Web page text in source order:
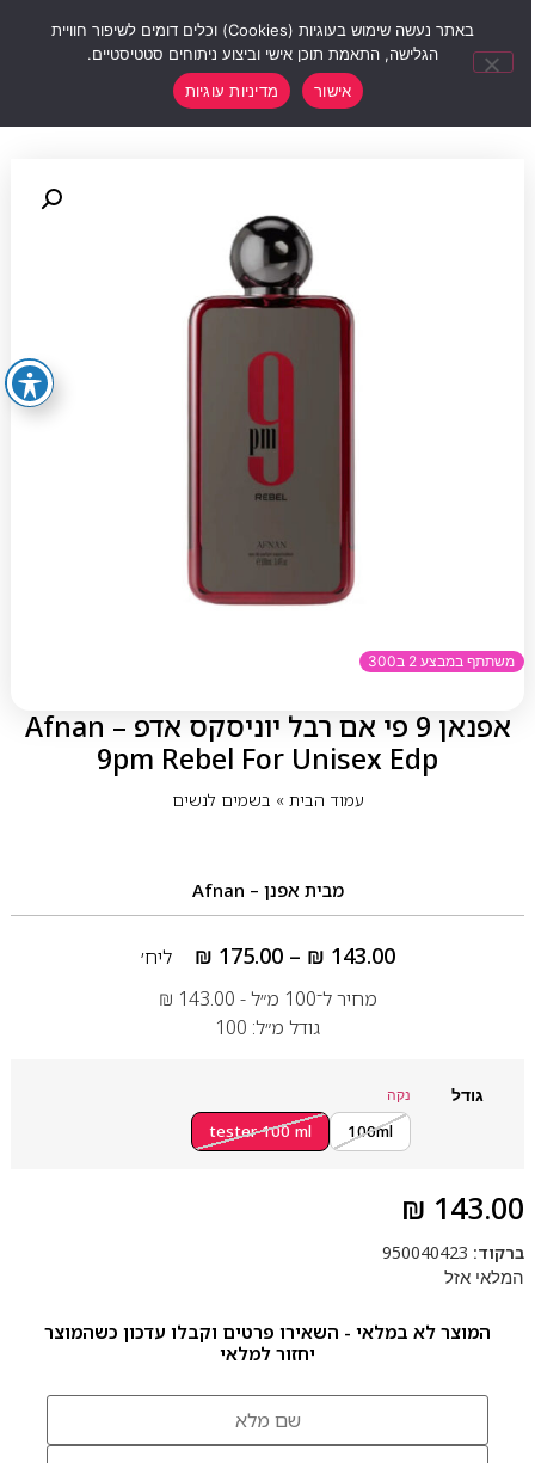
משתתף במבצע 2 ב300
אפנאן 9 פי אם רבל יוניסקס אדפ – Afnan
9pm Rebel For Unisex Edp
עמוד הבית» בשמים לנשים
מבית אפנן – Afnan
₪ 143.00
–
₪ 175.00
ליח׳
מחיר ל־100 מ״ל -
₪ 143.00
גודל מ״ל: 100
גודל נקה
100ml
tester 100 ml
₪ 143.00
ברקוד: 950040423
המלאי אזל
המוצר לא במלאי - השאירו פרטים וקבלו עדכון כשהמוצר
יחזור למלאי
באתר נעשה שימוש בעוגיות (Cookies) וכלים דומים לשיפור חוויית
הגלישה, התאמת תוכן אישי וביצוע ניתוחים סטטיסטיים.
אישור
מדיניות עוגיות